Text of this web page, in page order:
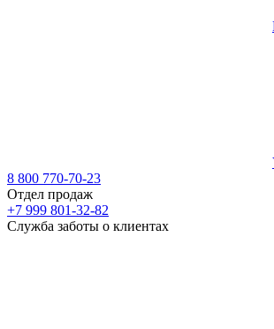
8 800 770-70-23
Отдел продаж
+7 999 801-32-82
Служба заботы о клиентах